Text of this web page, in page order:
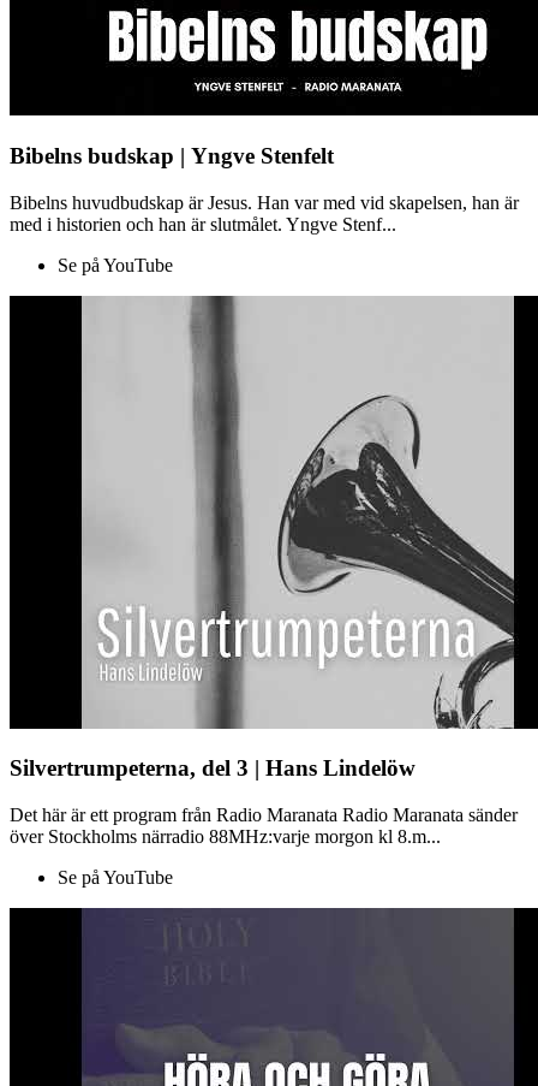
Bibelns budskap | Yngve Stenfelt
Bibelns huvudbudskap är Jesus. Han var med vid skapelsen, han är
med i historien och han är slutmålet. Yngve Stenf...
Se på YouTube
Silvertrumpeterna, del 3 | Hans Lindelöw
Det här är ett program från Radio Maranata Radio Maranata sänder
över Stockholms närradio 88MHz:varje morgon kl 8.m...
Se på YouTube